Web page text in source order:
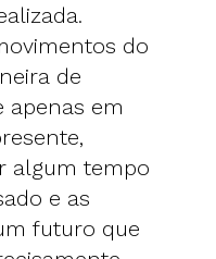
do
de
apenas em
algum tempo
e as
futuro que